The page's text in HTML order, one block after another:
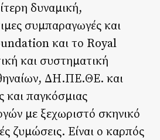
δυναμική,
συμπαραγωγές και
και το Royal
και συστηματική
ΔΗ.ΠΕ.ΘΕ. και
και παγκόσμιας
με ξεχωριστό σκηνικό
ζυμώσεις. Είναι ο καρπός